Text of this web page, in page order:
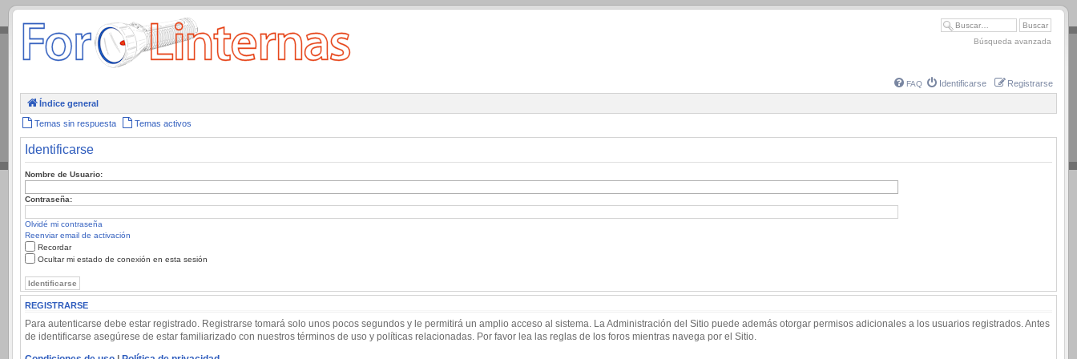
.
Búsqueda avanzada
FAQ Identificarse Registrarse
Índice general
Temas sin respuesta Temas activos
Identificarse
Nombre de Usuario:
Contraseña:
Olvidé mi contraseña
Reenviar email de activación
Recordar
Ocultar mi estado de conexión en esta sesión
REGISTRARSE
Para autenticarse debe estar registrado. Registrarse tomará solo unos pocos segundos y le permitirá un amplio acceso al sistema. La Administración del Sitio puede además otorgar permisos adicionales a los usuarios registrados. Antes
de identificarse asegúrese de estar familiarizado con nuestros términos de uso y políticas relacionadas. Por favor lea las reglas de los foros mientras navega por el Sitio.